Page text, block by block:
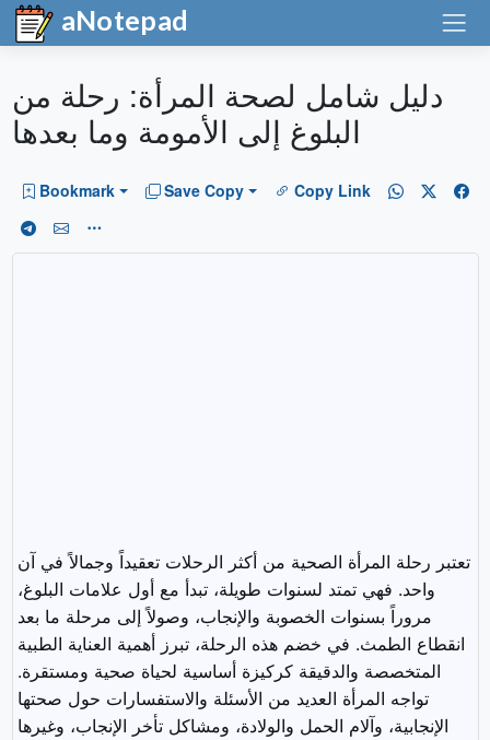
aNotepad
دليل شامل لصحة المرأة: رحلة من
البلوغ إلى الأمومة وما بعدها
Bookmark Save Copy Copy Link
تعتبر رحلة المرأة الصحية من أكثر الرحلات تعقيداً وجمالاً في آن
واحد. فهي تمتد لسنوات طويلة، تبدأ مع أول علامات البلوغ،
مروراً بسنوات الخصوبة والإنجاب، وصولاً إلى مرحلة ما بعد
انقطاع الطمث. في خضم هذه الرحلة، تبرز أهمية العناية الطبية
المتخصصة والدقيقة كركيزة أساسية لحياة صحية ومستقرة.
تواجه المرأة العديد من الأسئلة والاستفسارات حول صحتها
الإنجابية، وآلام الحمل والولادة، ومشاكل تأخر الإنجاب، وغيرها